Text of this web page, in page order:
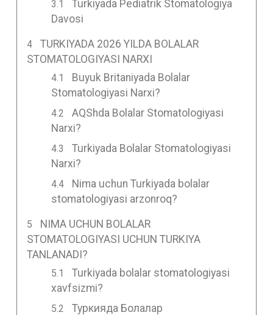
Turkiyada Pediatrik Stomatologiya
Davosi
TURKIYADA 2026 YILDA BOLALAR
STOMATOLOGIYASI NARXI
Buyuk Britaniyada Bolalar
Stomatologiyasi Narxi?
AQShda Bolalar Stomatologiyasi
Narxi?
Turkiyada Bolalar Stomatologiyasi
Narxi?
Nima uchun Turkiyada bolalar
stomatologiyasi arzonroq?
NIMA UCHUN BOLALAR
STOMATOLOGIYASI UCHUN TURKIYA
TANLANADI?
Turkiyada bolalar stomatologiyasi
xavfsizmi?
Туркияда Болалар